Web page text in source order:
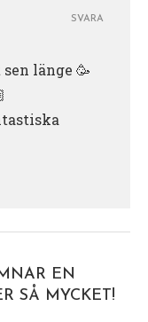
länge 🥳
SVARA
EN
SÅ MYCKET!